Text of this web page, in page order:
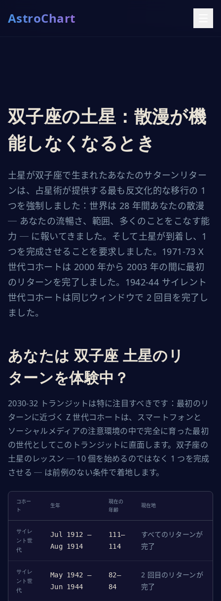
AstroChart
双子座の土星：散漫が機
能しなくなるとき
土星が双子座で生まれたあなたのサターンリター
ンは、占星術が提供する最も反文化的な移行の 1
つを強制しました：世界は 28 年間あなたの散漫
─ あなたの流暢さ、範囲、多くのことをこなす能
力 ─ に報いてきました。そして土星が到着し、1
つを完成させることを要求しました。1971-73 X
世代コホートは 2000 年から 2003 年の間に最初
のリターンを完了しました。1942-44 サイレント
世代コホートは同じウィンドウで 2 回目を完了し
ました。
あなたは 双子座 土星のリ
ターンを体験中？
2030-32 トランジットは特に注目すべきです：最初のリ
ターンに近づく Z 世代コホートは、スマートフォンと
ソーシャルメディアの注意環境の中で完全に育った最初
の世代としてこのトランジットに直面します。双子座の
土星のレッスン ─ 10 個を始めるのではなく 1 つを完成
させる ─ は前例のない条件で着地します。
コホー
ト
生年
現在の
年齢
現在地
サイレ
ント世
代
Jul 1912 –
Aug 1914
111–
114
すべてのリターンが
完了
サイレ
ント世
代
May 1942 –
Jun 1944
82–
84
2 回目のリターンが
完了